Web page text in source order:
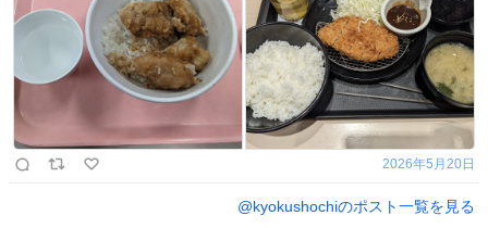
2026年5月20日
@kyokushochiのポスト一覧を見る